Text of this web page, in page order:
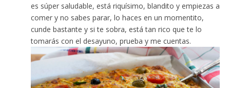
es súper saludable, está riquísimo, blandito y empiezas a
comer y no sabes parar, lo haces en un momentito,
cunde bastante y si te sobra, está tan rico que te lo
tomarás con el desayuno, prueba y me cuentas.